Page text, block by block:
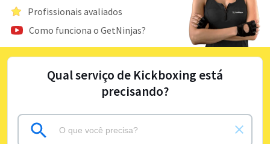
Profissionais avaliados
Como funciona o GetNinjas?
Qual serviço de Kickboxing está
precisando?